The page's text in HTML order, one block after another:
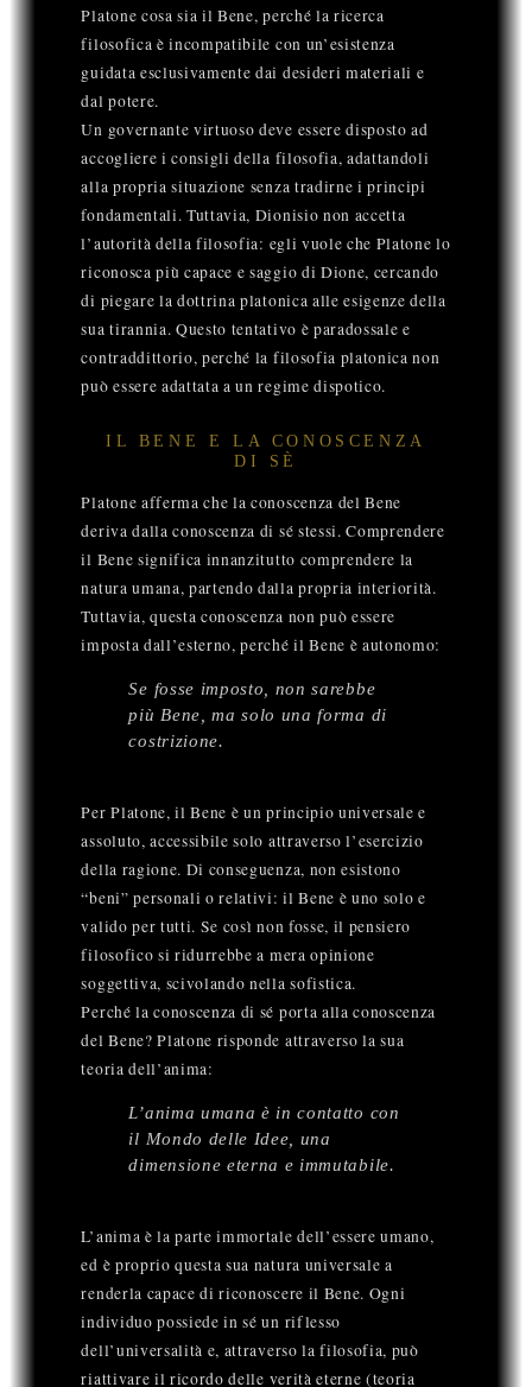
Platone cosa sia il Bene, perché la ricerca
filosofica è incompatibile con un’esistenza
guidata esclusivamente dai desideri materiali e
dal potere.
Un governante virtuoso deve essere disposto ad
accogliere i consigli della filosofia, adattandoli
alla propria situazione senza tradirne i principi
fondamentali. Tuttavia, Dionisio non accetta
l’autorità della filosofia: egli vuole che Platone lo
riconosca più capace e saggio di Dione, cercando
di piegare la dottrina platonica alle esigenze della
sua tirannia. Questo tentativo è paradossale e
contraddittorio, perché la filosofia platonica non
può essere adattata a un regime dispotico.
IL BENE E LA CONOSCENZA
DI SÈ
Platone afferma che la conoscenza del Bene
deriva dalla conoscenza di sé stessi. Comprendere
il Bene significa innanzitutto comprendere la
natura umana, partendo dalla propria interiorità.
Tuttavia, questa conoscenza non può essere
imposta dall’esterno, perché il Bene è autonomo:
Se fosse imposto, non sarebbe
più Bene, ma solo una forma di
costrizione.
Per Platone, il Bene è un principio universale e
assoluto, accessibile solo attraverso l’esercizio
della ragione. Di conseguenza, non esistono
“beni” personali o relativi: il Bene è uno solo e
valido per tutti. Se così non fosse, il pensiero
filosofico si ridurrebbe a mera opinione
soggettiva, scivolando nella sofistica.
Perché la conoscenza di sé porta alla conoscenza
del Bene? Platone risponde attraverso la sua
teoria dell’anima:
L’anima umana è in contatto con
il Mondo delle Idee, una
dimensione eterna e immutabile.
L’anima è la parte immortale dell’essere umano,
ed è proprio questa sua natura universale a
renderla capace di riconoscere il Bene. Ogni
individuo possiede in sé un riflesso
dell’universalità e, attraverso la filosofia, può
riattivare il ricordo delle verità eterne (teoria